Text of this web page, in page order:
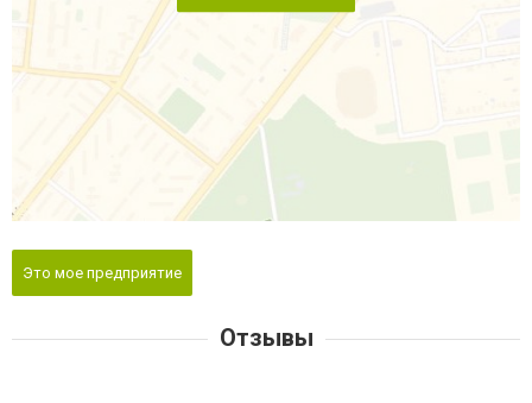
Это мое предприятие
Отзывы